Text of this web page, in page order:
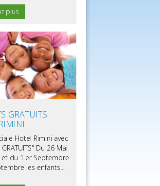
plus
GRATUITS
Hotel Rimini avec
GRATUITS" Du 26 Mai
et du 1.er Septembre
les enfants...